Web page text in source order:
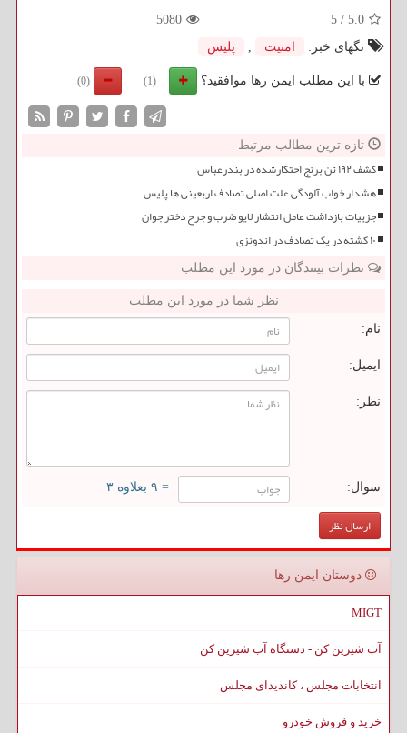
5.0
/
5
5080
تگهای خبر:
امنیت پلیس
با این مطلب ایمن رها موافقید؟ (1)
(0)
تازه ترین مطالب مرتبط
کشف ۱۹۲ تن برنج احتکارشده در بندرعباس
هشدار خواب آلودگی علت اصلی تصادف اربعینی ها پلیس
جزییات بازداشت عامل انتشار لایو ضرب و جرح دختر جوان
۱۰ کشته در یک تصادف در اندونزی
نظرات بینندگان در مورد این مطلب
نظر شما در مورد این مطلب
نام:
ایمیل:
نظر:
سوال: = ۹ بعلاوه ۳
دوستان ایمن رها
MIGT
آب شیرین کن - دستگاه آب شیرین کن
انتخابات مجلس ، کاندیدای مجلس
خرید و فروش خودرو